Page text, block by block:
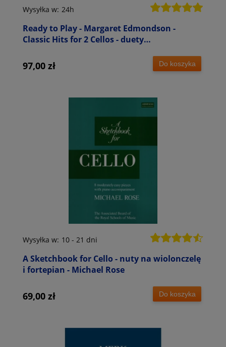
Ready to Play - Margaret Edmondson -
Classic Hits for 2 Cellos - duety
Wysyłka w: 24h
97,00 zł Do koszyka
A Sketchbook for Cello - nuty na wiolonczelę
i fortepian - Michael Rose
Wysyłka w: 10 - 21 dni
69,00 zł Do koszyka